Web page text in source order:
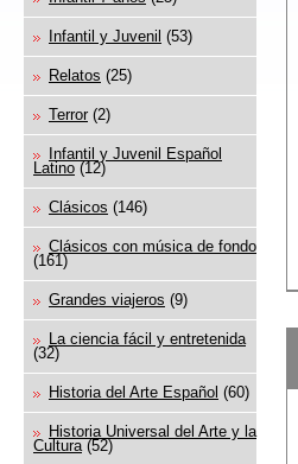
Infantil y Juvenil (53)
Relatos (25)
Terror (2)
Infantil y Juvenil Español
Latino(12)
Clásicos (146)
Clásicos con música de fondo
(161)
Grandes viajeros (9)
La ciencia fácil y entretenida
(32)
Historia del Arte Español (60)
Historia Universal del Arte y la
Cultura(52)